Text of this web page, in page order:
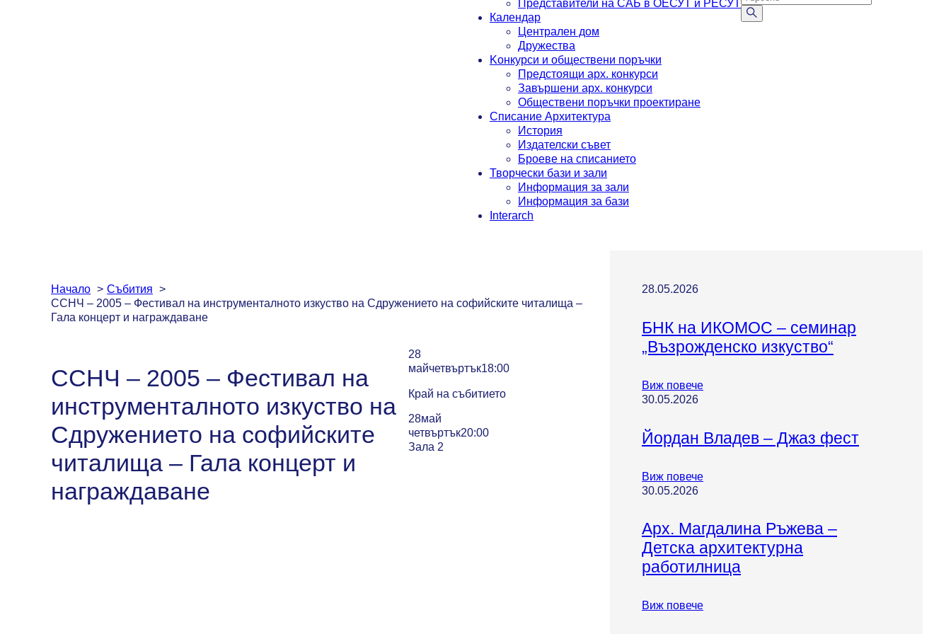
Представители на САБ в ОЕСУТ и РЕСУТ
Календар
Централен дом
Дружества
Koнкурси и обществени поръчки
Предстоящи арх. конкурси
Завършени арх. конкурси
Обществени поръчки проектиране
Списание Архитектура
История
Издателски съвет
Броеве на списанието
Творчески бази и зали
Информация за зали
Информация за бази
Interarch
Начало
Събития
ССНЧ – 2005 – Фестивал на инструменталното изкуство на Сдружението на софийските читалища –
Гала концерт и награждаване
ССНЧ – 2005 – Фестивал на
инструменталното изкуство на
Сдружението на софийските
читалища – Гала концерт и
награждаване
28
майчетвъртък18:00
Край на събитието
28май
четвъртък20:00
Зала 2
28.05.2026
БНК на ИКОМОС – семинар
„Възрожденско изкуство“
Виж повече
30.05.2026
Йордан Владев – Джаз фест
Виж повече
30.05.2026
Арх. Магдалина Ръжева –
Детска архитектурна
работилница
Виж повече